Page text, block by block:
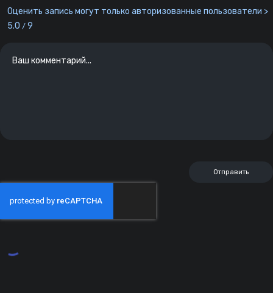
Оценить запись могут только авторизованные пользователи >
5.0 / 9